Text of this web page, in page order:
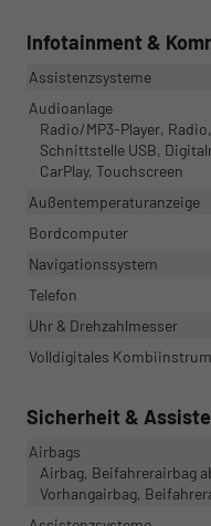
Infotainment &
Assistenzsysteme
Audioanlage
Radio/MP3-Player,
Schnittstelle USB,
CarPlay, Touchscreen
Außentemperaturanzeige
Bordcomputer
Navigationssystem
Telefon
Uhr & Drehzahlmesser
Volldigitales
Sicherheit &
Airbags
Airbag, Beifahrerairbag
Vorhangairbag,